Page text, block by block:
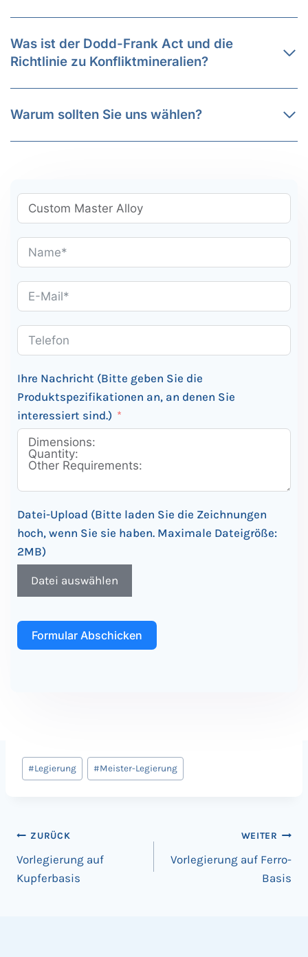
Was ist der Dodd-Frank Act und die
Richtlinie zu Konfliktmineralien?
Warum sollten Sie uns wählen?
Ihre Nachricht (Bitte geben Sie die
Produktspezifikationen an, an denen Sie
interessiert sind.)
Datei-Upload (Bitte laden Sie die Zeichnungen
hoch, wenn Sie sie haben. Maximale Dateigröße:
2MB)
Datei auswählen
Formular Abschicken
Beitrags
Tags:
#Legierung #Meister-Legierung
Beitragsnavigation
ZURÜCK
Vorlegierung auf
Kupferbasis
WEITER
Vorlegierung auf Ferro-
Basis